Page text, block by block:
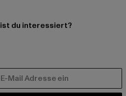
du interessiert?